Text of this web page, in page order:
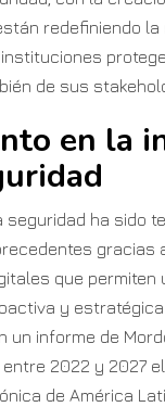
redefiniendo la
de sus
en la
seguridad ha sido
gracias
que permiten
y
un informe de
2022 y 2027
de América